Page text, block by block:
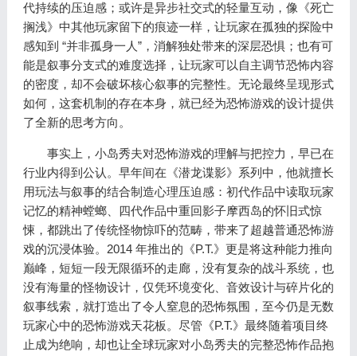
代持续的压迫感；或许是异步社交式的轻量互动，像《死亡
搁浅》中其他玩家留下的痕迹一样，让玩家在孤独的探险中
感知到 “并非孤身一人”，消解独处带来的深层恐惧；也有可
能是叙事分支式的难度选择，让玩家可以自主调节恐怖内容
的密度，却不会破坏核心叙事的完整性。无论最终呈现形式
如何，这套机制的存在本身，就已经为恐怖游戏的设计提供
了全新的思考方向。
事实上，小岛秀夫对恐怖游戏的理解与把控力，早已在
行业内得到公认。早年间在《潜龙谍影》系列中，他就擅长
用玩法与叙事的结合制造心理压迫感：初代作品中读取玩家
记忆的精神螳螂、四代作品中重回影子摩西岛的怀旧式惊
悚，都跳出了传统怪物惊吓的范畴，带来了超越普通恐怖游
戏的沉浸体验。2014 年推出的《P.T.》更是将这种能力推向
巅峰，短短一段无限循环的走廊，没有复杂的战斗系统，也
没有海量的怪物设计，仅凭环境变化、音效设计与碎片化的
叙事线索，就打造出了令人窒息的恐怖氛围，至今仍是无数
玩家心中的恐怖游戏天花板。尽管《P.T.》最终随着项目终
止成为绝响，却也让全球玩家对小岛秀夫的完整恐怖作品抱